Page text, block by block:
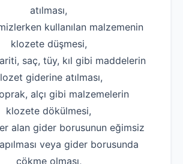
atılması,
kullanılan malzemenin
klozete düşmesi,
saç, tüy, kıl gibi maddelerin
giderine atılması,
alçı gibi malzemelerin
klozete dökülmesi,
alan gider borusunun eğimsiz
veya gider borusunda
çökme olması,